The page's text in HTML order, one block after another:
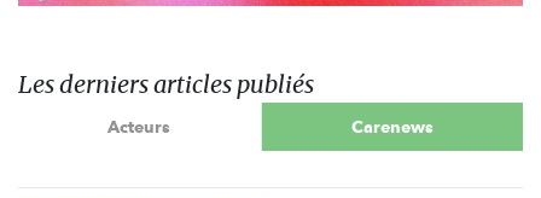
Les derniers articles publiés
Acteurs Carenews